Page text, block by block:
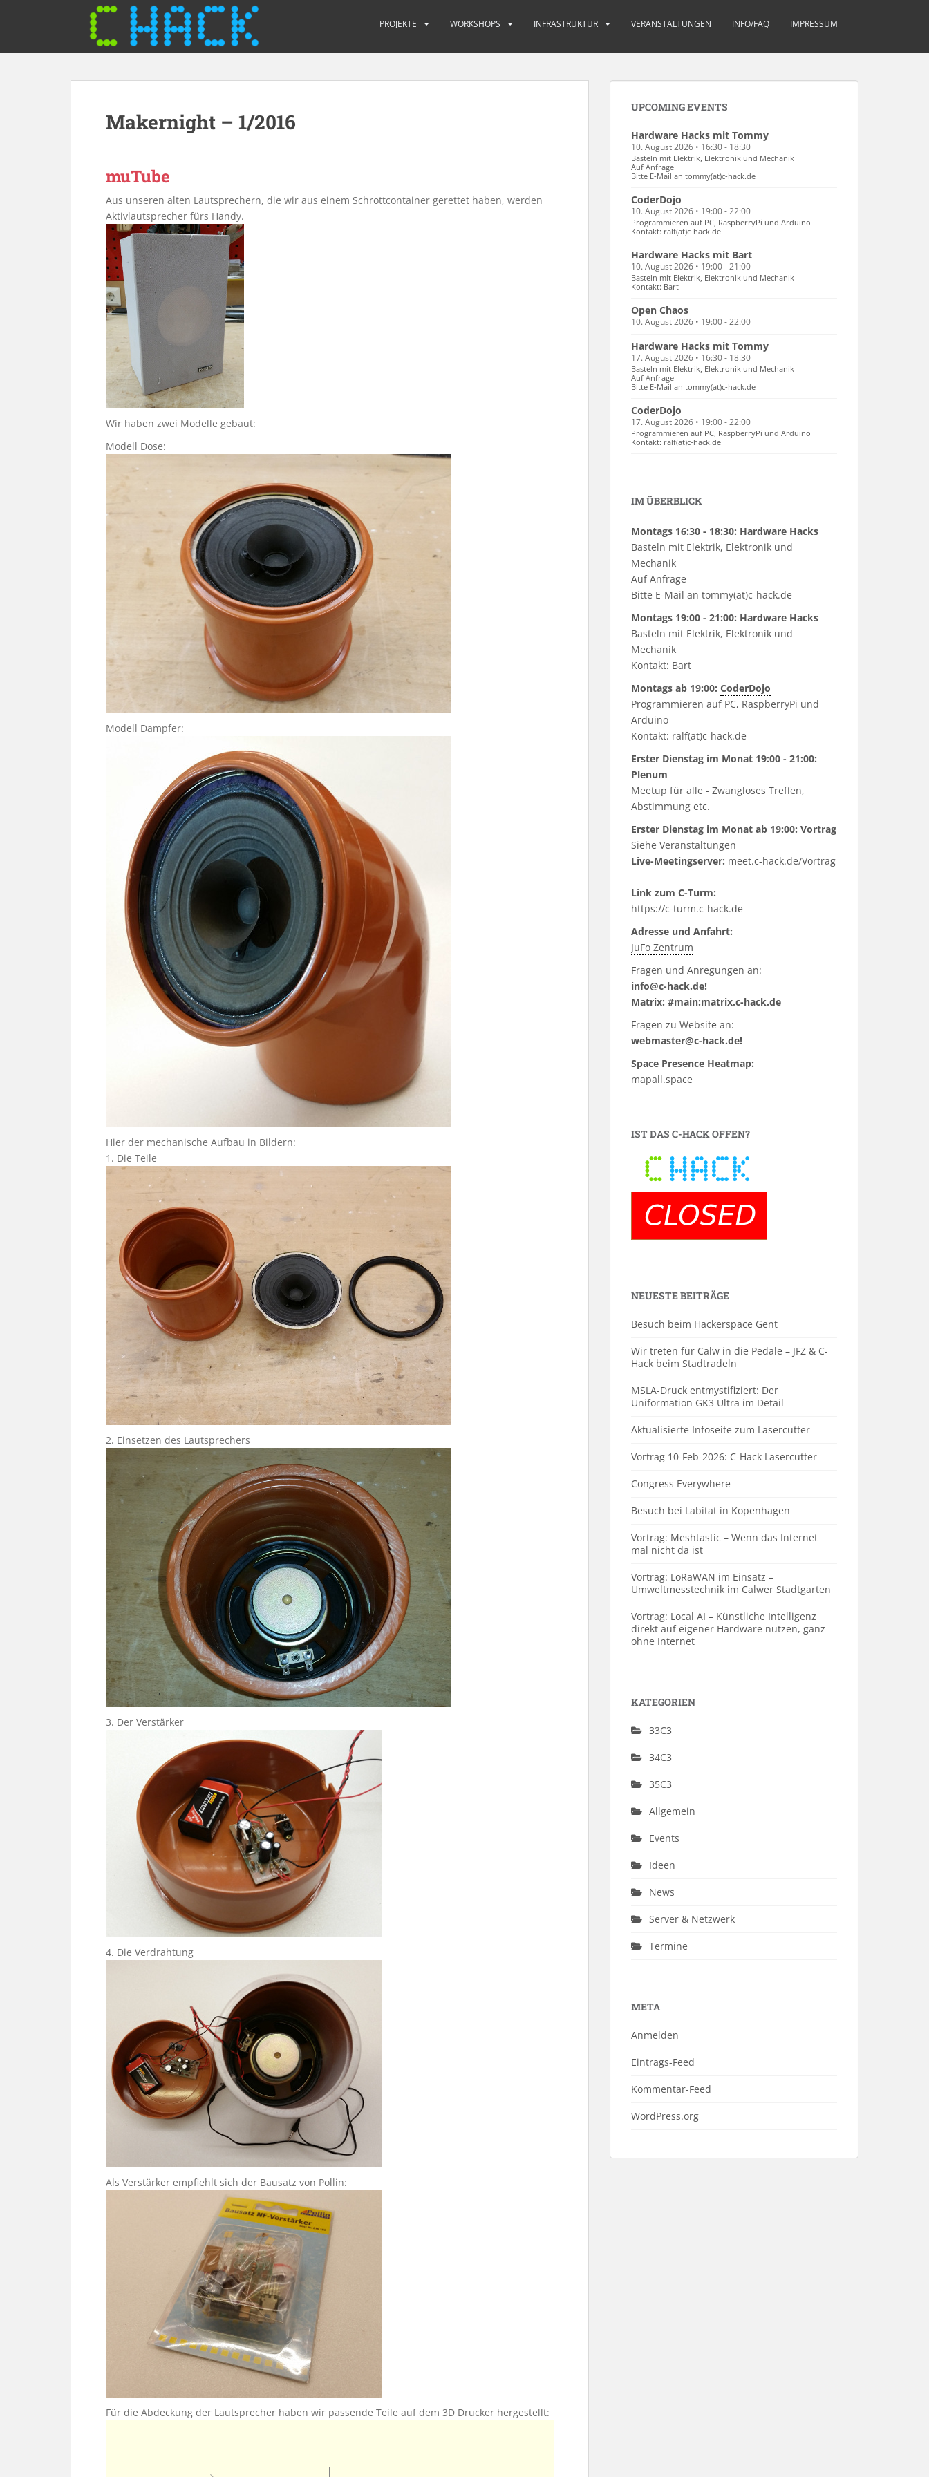
p
PROJEKTE WORKSHOPS INFRASTRUKTUR VERANSTALTUNGEN INFO/FAQ IMPRESSUM
Makernight – 1/2016
muTube
Aus unseren alten Lautsprechern, die wir aus einem Schrottcontainer gerettet haben, werden
Aktivlautsprecher fürs Handy.
Wir haben zwei Modelle gebaut:
Modell Dose:
Modell Dampfer:
Hier der mechanische Aufbau in Bildern:
1. Die Teile
2. Einsetzen des Lautsprechers
3. Der Verstärker
4. Die Verdrahtung
Als Verstärker empfiehlt sich der Bausatz von Pollin:
Für die Abdeckung der Lautsprecher haben wir passende Teile auf dem 3D Drucker hergestellt:
UPCOMING EVENTS
Hardware Hacks mit Tommy
10. August 2026 • 16:30 - 18:30
Basteln mit Elektrik, Elektronik und Mechanik
Auf Anfrage
Bitte E-Mail an tommy(at)c-hack.de
CoderDojo
10. August 2026 • 19:00 - 22:00
Programmieren auf PC, RaspberryPi und Arduino
Kontakt: ralf(at)c-hack.de
Hardware Hacks mit Bart
10. August 2026 • 19:00 - 21:00
Basteln mit Elektrik, Elektronik und Mechanik
Kontakt: Bart
Open Chaos
10. August 2026 • 19:00 - 22:00
Hardware Hacks mit Tommy
17. August 2026 • 16:30 - 18:30
Basteln mit Elektrik, Elektronik und Mechanik
Auf Anfrage
Bitte E-Mail an tommy(at)c-hack.de
CoderDojo
17. August 2026 • 19:00 - 22:00
Programmieren auf PC, RaspberryPi und Arduino
Kontakt: ralf(at)c-hack.de
IM ÜBERBLICK
Montags 16:30 - 18:30: Hardware Hacks
Basteln mit Elektrik, Elektronik und
Mechanik
Auf Anfrage
Bitte E-Mail an tommy(at)c-hack.de
Montags 19:00 - 21:00: Hardware Hacks
Basteln mit Elektrik, Elektronik und
Mechanik
Kontakt: Bart
Montags ab 19:00: CoderDojo
Programmieren auf PC, RaspberryPi und
Arduino
Kontakt: ralf(at)c-hack.de
Erster Dienstag im Monat 19:00 - 21:00:
Plenum
Meetup für alle - Zwangloses Treffen,
Abstimmung etc.
Erster Dienstag im Monat ab 19:00: Vortrag
Siehe Veranstaltungen
Live-Meetingserver: meet.c-hack.de/Vortrag
Link zum C-Turm:
https://c-turm.c-hack.de
Adresse und Anfahrt:
JuFo Zentrum
Fragen und Anregungen an:
info@c-hack.de!
Matrix: #main:matrix.c-hack.de
Fragen zu Website an:
webmaster@c-hack.de!
Space Presence Heatmap:
mapall.space
IST DAS C-HACK OFFEN?
NEUESTE BEITRÄGE
Besuch beim Hackerspace Gent
Wir treten für Calw in die Pedale – JFZ & C-
Hack beim Stadtradeln
MSLA-Druck entmystifiziert: Der
Uniformation GK3 Ultra im Detail
Aktualisierte Infoseite zum Lasercutter
Vortrag 10-Feb-2026: C-Hack Lasercutter
Congress Everywhere
Besuch bei Labitat in Kopenhagen
Vortrag: Meshtastic – Wenn das Internet
mal nicht da ist
Vortrag: LoRaWAN im Einsatz –
Umweltmesstechnik im Calwer Stadtgarten
Vortrag: Local AI – Künstliche Intelligenz
direkt auf eigener Hardware nutzen, ganz
ohne Internet
KATEGORIEN
33C3
34C3
35C3
Allgemein
Events
Ideen
News
Server & Netzwerk
Termine
META
Anmelden
Eintrags-Feed
Kommentar-Feed
WordPress.org